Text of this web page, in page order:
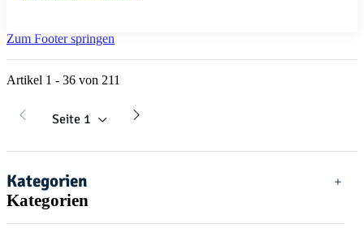
Zum Footer springen
Artikel 1 - 36 von 211
Seite 1
Kategorien
Kategorien